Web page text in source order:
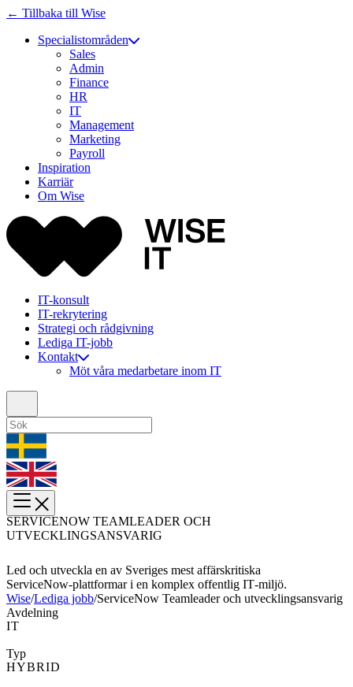
← Tillbaka till Wise
Specialistområden
Sales
Admin
Finance
HR
IT
Management
Marketing
Payroll
Inspiration
Karriär
Om Wise
IT-konsult
IT-rekrytering
Strategi och rådgivning
Lediga IT-jobb
Kontakt
Möt våra medarbetare inom IT
SERVICENOW TEAMLEADER OCH
UTVECKLINGSANSVARIG
Led och utveckla en av Sveriges mest affärskritiska
ServiceNow‑plattformar i en komplex offentlig IT‑miljö.
Wise/Lediga jobb/ServiceNow Teamleader och utvecklingsansvarig
Avdelning
IT
Typ
HYBRID